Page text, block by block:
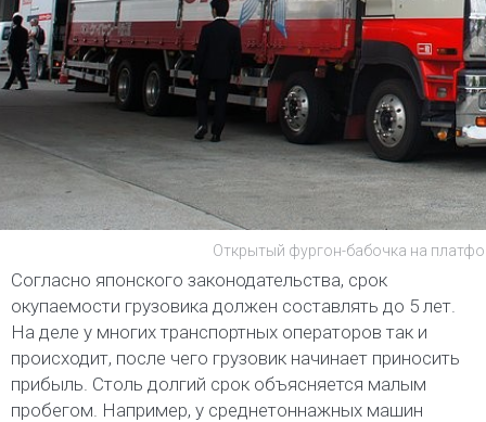
Открытый фургон-бабочка на
Согласно японского законодательства, срок
окупаемости грузовика должен составлять до 5 лет.
На деле у многих транспортных операторов так и
происходит, после чего грузовик начинает приносить
прибыль. Столь долгий срок объясняется малым
пробегом. Например, у среднетоннажных машин